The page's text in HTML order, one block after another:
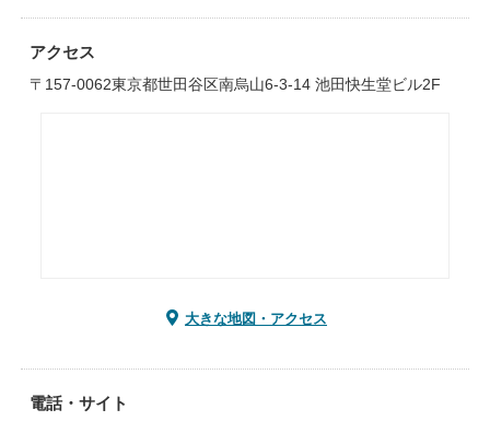
アクセス
〒157-0062東京都世田谷区南烏山6-3-14 池田快生堂ビル2F
大きな地図・アクセス
電話・サイト